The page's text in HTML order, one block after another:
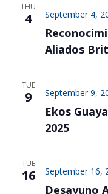
THU
4 September 4,
Aliados
TUE
9 September 9,
Ekos
2025
TUE
16 September 16,
Desayuno